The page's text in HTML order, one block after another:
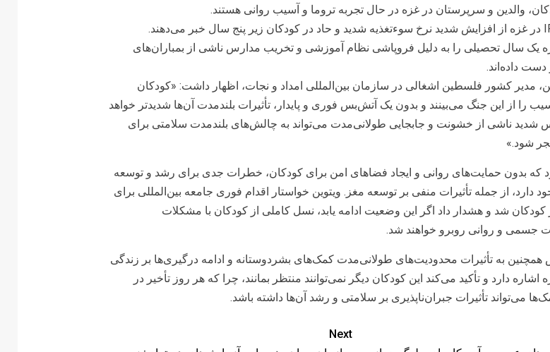
والدین و سرپرستان در غزه در حال تجربه تروما و آسیب روانی هستند.
یک سال تحصیلی را به دلیل فروپاشی نظام آموزشی و تخریب مدارس ناشی از بمباران‌های
دست داده‌اند.
مدیر کشور فلسطین اشغالی در سازمان بین‌المللی امداد و نجات، اظهار داشت: «کودکان
را از این جنگ می‌بینند و بدون یک آتش‌بس فوری و پایدار، تأثیرات بلندمدت آن‌ها شدیدتر خواهد
شدید ناشی از خشونت و جابجایی طولانی‌مدت می‌تواند به چالش‌های بلندمدت سلامتی برای
شود.»
که بدون حمایت‌های روانی و ایجاد فضاهای امن برای کودکان، خطرات جدی برای رشد و توسعه
دارد، از جمله تأثیرات منفی بر توسعه مغز. ویتوین خواستار اقدام فوری جامعه بین‌المللی برای
شد و هشدار داد اگر این وضعیت ادامه یابد، نسل کاملی از کودکان با مشکلات
جسمی و روانی روبرو خواهند شد.
همچنین به تأثیرات محدودیت‌های طولانی‌مدت کمک‌های بشردوستانه و ادامه درگیری‌ها بر زندگی
اشاره دارد و تأکید می‌کند این کودکان دیگر نمی‌توانند منتظر بمانند، چرا که هر روز تأخیر در
می‌تواند تأثیرات جبران‌ناپذیری بر سلامتی و رشد آن‌ها داشته باشد.
Next